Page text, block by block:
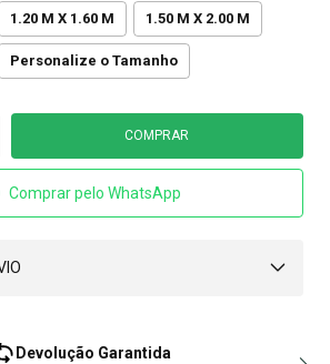
1.20 M X 1.60 M 1.50 M X 2.00 M
Personalize o Tamanho
Comprar pelo WhatsApp
Devolução Garantida